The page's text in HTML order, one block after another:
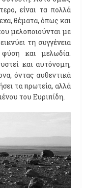
είναι τα πολλά
θέματα, όπως και
μελοποιούνται με
τη συγγένεια
και μελωδία.
και αυτόνομη,
όντας αυθεντικά
τα πρωτεία, αλλά
του Ευριπίδη.